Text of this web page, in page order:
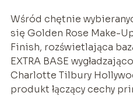
Wśród chętnie
się Golden Rose Make-
Finish, rozświetlająca
EXTRA BASE
Charlotte Tilbury
produkt łączący cechy